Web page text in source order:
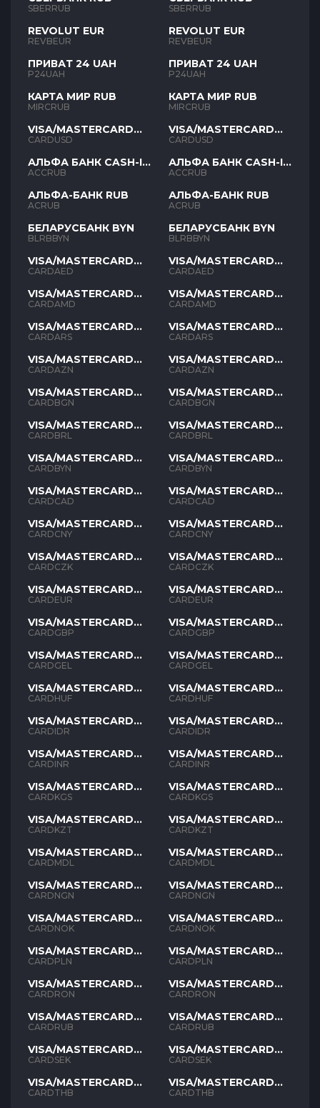
SBERRUB
REVOLUT EUR
REVBEUR
ПРИВАТ 24 UAH
P24UAH
КАРТА МИР RUB
MIRCRUB
VISA/MASTERCARD
USD
CARDUSD
АЛЬФА БАНК CASH-IN
RUB
ACCRUB
АЛЬФА-БАНК RUB
ACRUB
БЕЛАРУСБАНК BYN
BLRBBYN
VISA/MASTERCARD
AED
CARDAED
VISA/MASTERCARD
AMD
CARDAMD
VISA/MASTERCARD
ARS
CARDARS
VISA/MASTERCARD
AZN
CARDAZN
VISA/MASTERCARD
BGN
CARDBGN
VISA/MASTERCARD
BRL
CARDBRL
VISA/MASTERCARD
BYN
CARDBYN
VISA/MASTERCARD
CAD
CARDCAD
VISA/MASTERCARD
CNY
CARDCNY
VISA/MASTERCARD
CZK
CARDCZK
VISA/MASTERCARD
EUR
CARDEUR
VISA/MASTERCARD
GBP
CARDGBP
VISA/MASTERCARD
GEL
CARDGEL
VISA/MASTERCARD
HUF
CARDHUF
VISA/MASTERCARD
IDR
CARDIDR
VISA/MASTERCARD
INR
CARDINR
VISA/MASTERCARD
KGS
CARDKGS
VISA/MASTERCARD
KZT
CARDKZT
VISA/MASTERCARD
MDL
CARDMDL
VISA/MASTERCARD
NGN
CARDNGN
VISA/MASTERCARD
NOK
CARDNOK
VISA/MASTERCARD
PLN
CARDPLN
VISA/MASTERCARD
RON
CARDRON
VISA/MASTERCARD
RUB
CARDRUB
VISA/MASTERCARD
SEK
CARDSEK
VISA/MASTERCARD
THB
CARDTHB
SBERRUB
REVOLUT EUR
REVBEUR
ПРИВАТ 24 UAH
P24UAH
КАРТА МИР RUB
MIRCRUB
VISA/MASTERCARD
USD
CARDUSD
АЛЬФА БАНК CASH-IN
RUB
ACCRUB
АЛЬФА-БАНК RUB
ACRUB
БЕЛАРУСБАНК BYN
BLRBBYN
VISA/MASTERCARD
AED
CARDAED
VISA/MASTERCARD
AMD
CARDAMD
VISA/MASTERCARD
ARS
CARDARS
VISA/MASTERCARD
AZN
CARDAZN
VISA/MASTERCARD
BGN
CARDBGN
VISA/MASTERCARD
BRL
CARDBRL
VISA/MASTERCARD
BYN
CARDBYN
VISA/MASTERCARD
CAD
CARDCAD
VISA/MASTERCARD
CNY
CARDCNY
VISA/MASTERCARD
CZK
CARDCZK
VISA/MASTERCARD
EUR
CARDEUR
VISA/MASTERCARD
GBP
CARDGBP
VISA/MASTERCARD
GEL
CARDGEL
VISA/MASTERCARD
HUF
CARDHUF
VISA/MASTERCARD
IDR
CARDIDR
VISA/MASTERCARD
INR
CARDINR
VISA/MASTERCARD
KGS
CARDKGS
VISA/MASTERCARD
KZT
CARDKZT
VISA/MASTERCARD
MDL
CARDMDL
VISA/MASTERCARD
NGN
CARDNGN
VISA/MASTERCARD
NOK
CARDNOK
VISA/MASTERCARD
PLN
CARDPLN
VISA/MASTERCARD
RON
CARDRON
VISA/MASTERCARD
RUB
CARDRUB
VISA/MASTERCARD
SEK
CARDSEK
VISA/MASTERCARD
THB
CARDTHB